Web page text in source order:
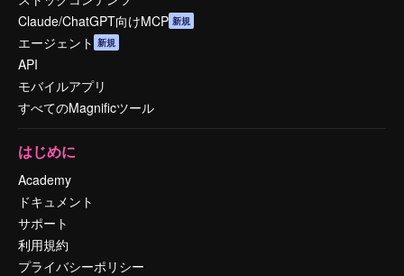
Claude/ChatGPT向けMCP 新規
エージェント 新規
API
モバイルアプリ
すべてのMagnificツール
はじめに
Academy
ドキュメント
サポート
利用規約
プライバシーポリシー